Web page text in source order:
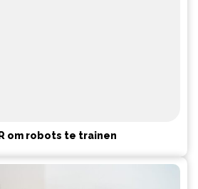
om robots te trainen